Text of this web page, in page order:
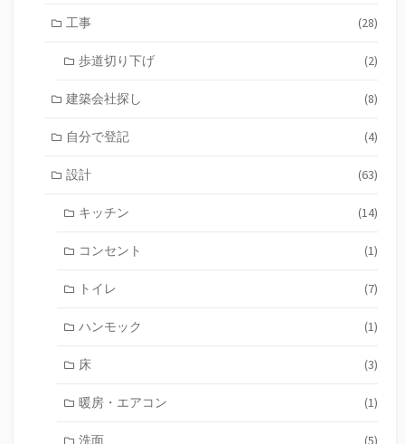
工事 (28)
歩道切り下げ (2)
建築会社探し (8)
自分で登記 (4)
設計 (63)
キッチン (14)
コンセント (1)
トイレ (7)
ハンモック (1)
床 (3)
暖房・エアコン (1)
洗面 (5)